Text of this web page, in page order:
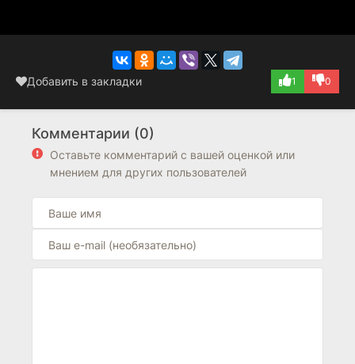
Добавить в закладки 1 0
Комментарии (0)
Оставьте комментарий с вашей оценкой или
мнением для других пользователей